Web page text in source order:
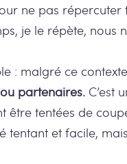
ne pas répercuter
je le répète, nous
: malgré ce
partenaires. C’est
être tentées de
tentant et facile,